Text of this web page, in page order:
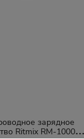
зарядное
Ritmix RM-1000W